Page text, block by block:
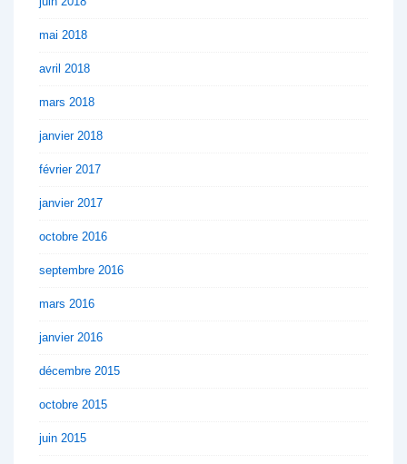
mai 2018
avril 2018
mars 2018
janvier 2018
février 2017
janvier 2017
octobre 2016
septembre 2016
mars 2016
janvier 2016
décembre 2015
octobre 2015
juin 2015